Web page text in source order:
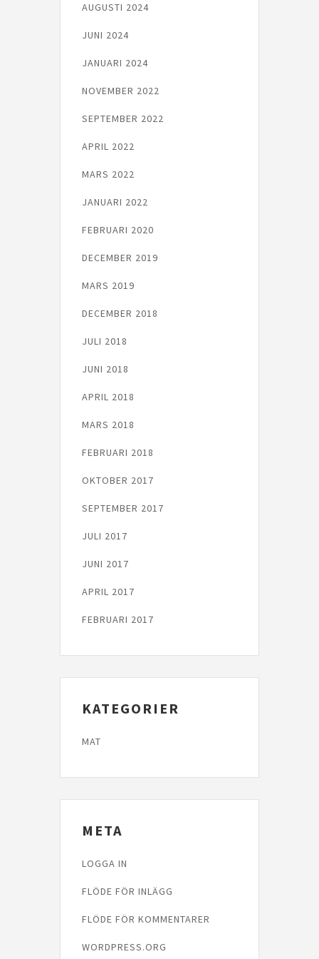
AUGUSTI 2024
JUNI 2024
JANUARI 2024
NOVEMBER 2022
SEPTEMBER 2022
APRIL 2022
MARS 2022
JANUARI 2022
FEBRUARI 2020
DECEMBER 2019
MARS 2019
DECEMBER 2018
JULI 2018
JUNI 2018
APRIL 2018
MARS 2018
FEBRUARI 2018
OKTOBER 2017
SEPTEMBER 2017
JULI 2017
JUNI 2017
APRIL 2017
FEBRUARI 2017
KATEGORIER
MAT
META
LOGGA IN
FLÖDE FÖR INLÄGG
FLÖDE FÖR KOMMENTARER
WORDPRESS.ORG